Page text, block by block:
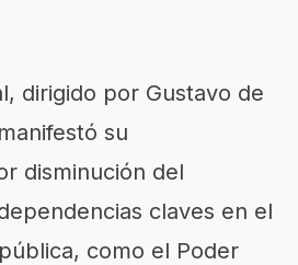
dirigido por Gustavo de
su
disminución del
claves en el
como el Poder